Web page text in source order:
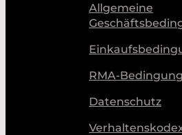
Allgemeine
RMA-
Datenschutz